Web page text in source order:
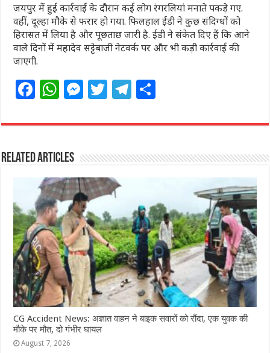
जयपुर में हुई कार्रवाई के दौरान कई लोग रंगरलियां मनाते पकड़े गए.
वहीं, दूल्हा मौके से फरार हो गया. फिलहाल ईडी ने कुछ संदिग्धों को
हिरासत में लिया है और पूछताछ जारी है. ईडी ने संकेत दिए हैं कि आने
वाले दिनों में महादेव सट्टेबाजी नेटवर्क पर और भी कड़ी कार्रवाई की
जाएगी.
F
c
e
b
o
o
k
W
at
s
A
p
p
M
ss
n
g
e
r
T
itt
r
T
e
ra
ar
Related Articles
CG Accident News: अज्ञात वाहन ने बाइक सवारों को रौंदा, एक युवक की
मौके पर मौत, दो गंभीर घायल
August 7, 2026